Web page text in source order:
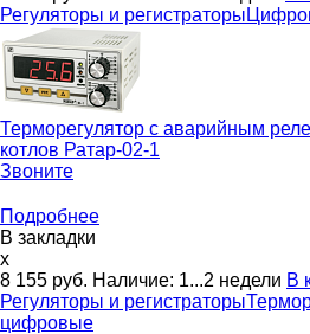
Регуляторы и регистраторы
Терморегулятор с аварийным
котлов Ратар-02-1
Звоните
Подробнее
В закладки
x
8 155 руб. Наличие: 1...2 недели В
Регуляторы и регистраторы
цифровые